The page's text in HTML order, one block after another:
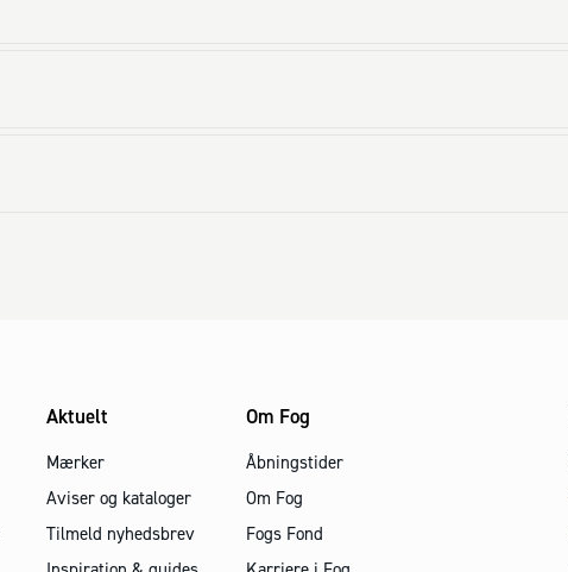
Aktuelt
Mærker
Aviser og kataloger
Tilmeld nyhedsbrev
Om Fog
Åbningstider
Om Fog
Fogs Fond